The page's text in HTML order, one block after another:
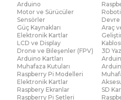
Arduino
Motor ve Sürücüler
Sensörler
Devre
Güç Kaynakları
Araç
Elektronik Kartlar
LCD ve Display
Drone ve Bileşenler (FPV)
3D
Arduino Kartları
Muhafaza Kutuları
Raspberry Pi Modelleri
Elektronik Kartlar
Raspbery Ekranlar
SD
Raspberry Pi Setleri